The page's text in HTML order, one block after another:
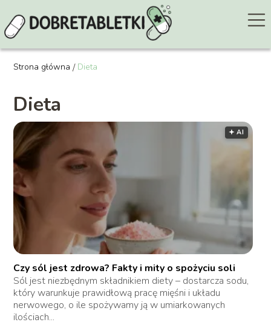
Strona główna / Dieta
Dieta
🟅 AI
Czy sól jest zdrowa? Fakty i mity o spożyciu soli
Sól jest niezbędnym składnikiem diety – dostarcza sodu,
który warunkuje prawidłową pracę mięśni i układu
nerwowego, o ile spożywamy ją w umiarkowanych
ilościach...